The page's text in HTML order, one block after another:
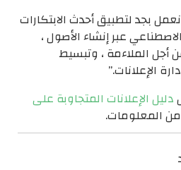
بجد لتطبيق أحدث الابتكارات
عبر إنشاء الأصول ،
الملاءمة ، وتبسيط
الإعلانات.”
دليل الإعلانات المتجاوبة على